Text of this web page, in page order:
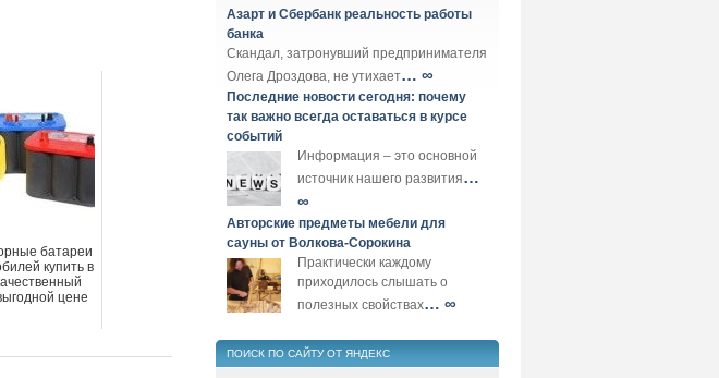
батареи
купить в
цене
Азарт и Сбербанк реальность работы
банка
Скандал, затронувший предпринимателя
Олега Дроздова, не утихает… ∞
Последние новости сегодня: почему
так важно всегда оставаться в курсе
событий
Информация – это основной
источник нашего развития…
∞
Авторские предметы мебели для
сауны от Волкова-Сорокина
Практически каждому
приходилось слышать о
полезных свойствах… ∞
ПОИСК ПО САЙТУ ОТ ЯНДЕКС